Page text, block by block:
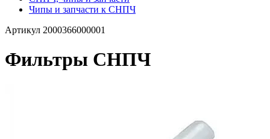
Чипы и запчасти к СНПЧ
Артикул 2000366000001
Фильтры СНПЧ